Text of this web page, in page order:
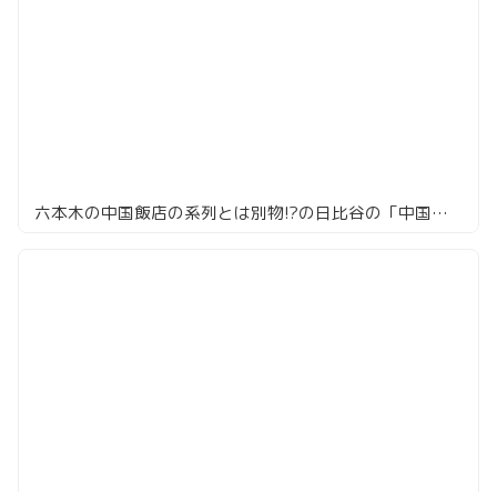
六本木の中国飯店の系列とは別物!?の日比谷の「中国飯店」